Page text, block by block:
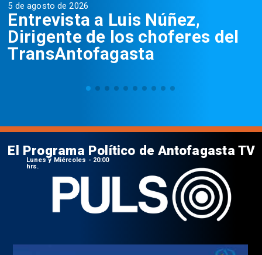
5 de agosto de 2026
Entrevista a Luis Núñez,
Dirigente de los choferes del
TransAntofagasta
El Programa Político de Antofagasta TV
Lunes y Miércoles - 20:00
hrs.